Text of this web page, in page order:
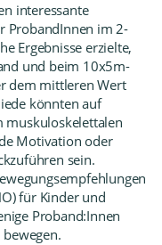
interessante
ProbandInnen im 2-
Ergebnisse erzielte,
und beim 10x5m-
dem mittleren Wert
könnten auf
muskuloskelettalen
Motivation oder
sein.
für Kinder und
Proband:Innen